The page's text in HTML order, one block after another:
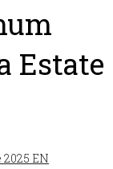
Estate
EN